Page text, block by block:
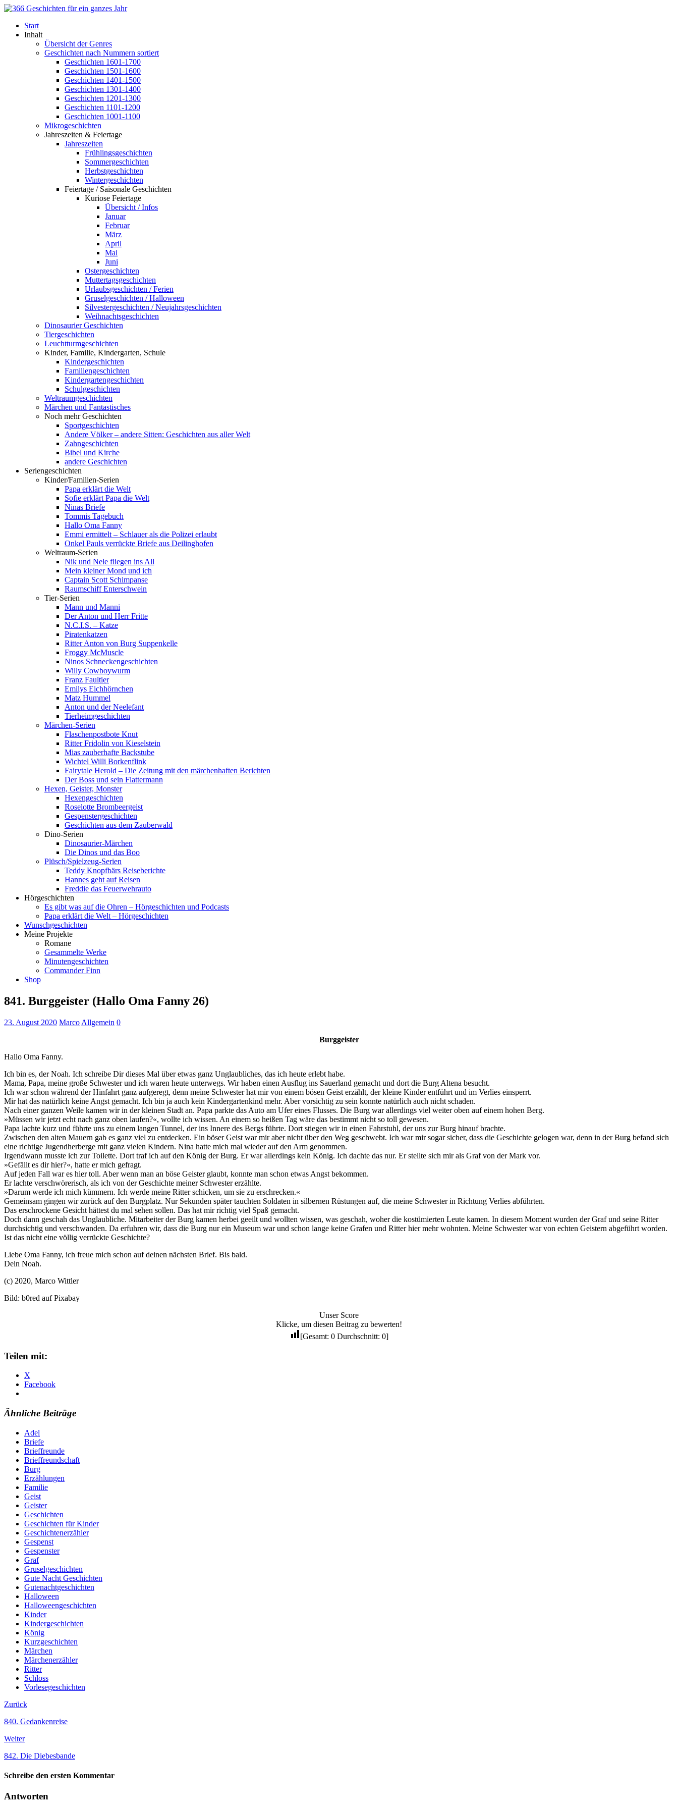
Start
Inhalt
Übersicht der Genres
Geschichten nach Nummern sortiert
Geschichten 1601-1700
Geschichten 1501-1600
Geschichten 1401-1500
Geschichten 1301-1400
Geschichten 1201-1300
Geschichten 1101-1200
Geschichten 1001-1100
Mikrogeschichten
Jahreszeiten & Feiertage
Jahreszeiten
Frühlingsgeschichten
Sommergeschichten
Herbstgeschichten
Wintergeschichten
Feiertage / Saisonale Geschichten
Kuriose Feiertage
Übersicht / Infos
Januar
Februar
März
April
Mai
Juni
Ostergeschichten
Muttertagsgeschichten
Urlaubsgeschichten / Ferien
Gruselgeschichten / Halloween
Silvestergeschichten / Neujahrsgeschichten
Weihnachtsgeschichten
Dinosaurier Geschichten
Tiergeschichten
Leuchtturmgeschichten
Kinder, Familie, Kindergarten, Schule
Kindergeschichten
Familiengeschichten
Kindergartengeschichten
Schulgeschichten
Weltraumgeschichten
Märchen und Fantastisches
Noch mehr Geschichten
Sportgeschichten
Andere Völker – andere Sitten: Geschichten aus aller Welt
Zahngeschichten
Bibel und Kirche
andere Geschichten
Seriengeschichten
Kinder/Familien-Serien
Papa erklärt die Welt
Sofie erklärt Papa die Welt
Ninas Briefe
Tommis Tagebuch
Hallo Oma Fanny
Emmi ermittelt – Schlauer als die Polizei erlaubt
Onkel Pauls verrückte Briefe aus Deilinghofen
Weltraum-Serien
Nik und Nele fliegen ins All
Mein kleiner Mond und ich
Captain Scott Schimpanse
Raumschiff Enterschwein
Tier-Serien
Mann und Manni
Der Anton und Herr Fritte
N.C.I.S. – Katze
Piratenkatzen
Ritter Anton von Burg Suppenkelle
Froggy McMuscle
Ninos Schneckengeschichten
Willy Cowboywurm
Franz Faultier
Emilys Eichhörnchen
Matz Hummel
Anton und der Neelefant
Tierheimgeschichten
Märchen-Serien
Flaschenpostbote Knut
Ritter Fridolin von Kieselstein
Mias zauberhafte Backstube
Wichtel Willi Borkenflink
Fairytale Herold – Die Zeitung mit den märchenhaften Berichten
Der Boss und sein Flattermann
Hexen, Geister, Monster
Hexengeschichten
Roselotte Brombeergeist
Gespenstergeschichten
Geschichten aus dem Zauberwald
Dino-Serien
Dinosaurier-Märchen
Die Dinos und das Boo
Plüsch/Spielzeug-Serien
Teddy Knopfbärs Reiseberichte
Hannes geht auf Reisen
Freddie das Feuerwehrauto
Hörgeschichten
Es gibt was auf die Ohren – Hörgeschichten und Podcasts
Papa erklärt die Welt – Hörgeschichten
Wunschgeschichten
Meine Projekte
Romane
Gesammelte Werke
Minutengeschichten
Commander Finn
Shop
841. Burggeister (Hallo Oma Fanny 26)
23. August 2020 Marco Allgemein 0
Burggeister
Hallo Oma Fanny.
Ich bin es, der Noah. Ich schreibe Dir dieses Mal über etwas ganz Unglaubliches, das ich heute erlebt habe.
Mama, Papa, meine große Schwester und ich waren heute unterwegs. Wir haben einen Ausflug ins Sauerland gemacht und dort die Burg Altena besucht.
Ich war schon während der Hinfahrt ganz aufgeregt, denn meine Schwester hat mir von einem bösen Geist erzählt, der kleine Kinder entführt und im Verlies einsperrt.
Mir hat das natürlich keine Angst gemacht. Ich bin ja auch kein Kindergartenkind mehr. Aber vorsichtig zu sein konnte natürlich auch nicht schaden.
Nach einer ganzen Weile kamen wir in der kleinen Stadt an. Papa parkte das Auto am Ufer eines Flusses. Die Burg war allerdings viel weiter oben auf einem hohen Berg.
»Müssen wir jetzt echt nach ganz oben laufen?«, wollte ich wissen. An einem so heißen Tag wäre das bestimmt nicht so toll gewesen.
Papa lachte kurz und führte uns zu einem langen Tunnel, der ins Innere des Bergs führte. Dort stiegen wir in einen Fahrstuhl, der uns zur Burg hinauf brachte.
Zwischen den alten Mauern gab es ganz viel zu entdecken. Ein böser Geist war mir aber nicht über den Weg geschwebt. Ich war mir sogar sicher, dass die Geschichte gelogen war, denn in der Burg befand sich
eine richtige Jugendherberge mit ganz vielen Kindern. Nina hatte mich mal wieder auf den Arm genommen.
Irgendwann musste ich zur Toilette. Dort traf ich auf den König der Burg. Er war allerdings kein König. Ich dachte das nur. Er stellte sich mir als Graf von der Mark vor.
»Gefällt es dir hier?«, hatte er mich gefragt.
Auf jeden Fall war es hier toll. Aber wenn man an böse Geister glaubt, konnte man schon etwas Angst bekommen.
Er lachte verschwörerisch, als ich von der Geschichte meiner Schwester erzählte.
»Darum werde ich mich kümmern. Ich werde meine Ritter schicken, um sie zu erschrecken.«
Gemeinsam gingen wir zurück auf den Burgplatz. Nur Sekunden später tauchten Soldaten in silbernen Rüstungen auf, die meine Schwester in Richtung Verlies abführten.
Das erschrockene Gesicht hättest du mal sehen sollen. Das hat mir richtig viel Spaß gemacht.
Doch dann geschah das Unglaubliche. Mitarbeiter der Burg kamen herbei geeilt und wollten wissen, was geschah, woher die kostümierten Leute kamen. In diesem Moment wurden der Graf und seine Ritter
durchsichtig und verschwanden. Da erfuhren wir, dass die Burg nur ein Museum war und schon lange keine Grafen und Ritter hier mehr wohnten. Meine Schwester war von echten Geistern abgeführt worden.
Ist das nicht eine völlig verrückte Geschichte?
Liebe Oma Fanny, ich freue mich schon auf deinen nächsten Brief. Bis bald.
Dein Noah.
(c) 2020, Marco Wittler
Bild: b0red auf Pixabay
Unser Score
Klicke, um diesen Beitrag zu bewerten!
[Gesamt: 0Durchschnitt: 0]
Teilen mit:
X
Facebook
Ähnliche Beiträge
Adel
Briefe
Brieffreunde
Brieffreundschaft
Burg
Erzählungen
Familie
Geist
Geister
Geschichten
Geschichten für Kinder
Geschichtenerzähler
Gespenst
Gespenster
Graf
Gruselgeschichten
Gute Nacht Geschichten
Gutenachtgeschichten
Halloween
Halloweengeschichten
Kinder
Kindergeschichten
König
Kurzgeschichten
Märchen
Märchenerzähler
Ritter
Schloss
Vorlesegeschichten
Zurück
840. Gedankenreise
Weiter
842. Die Diebesbande
Schreibe den ersten Kommentar
Antworten